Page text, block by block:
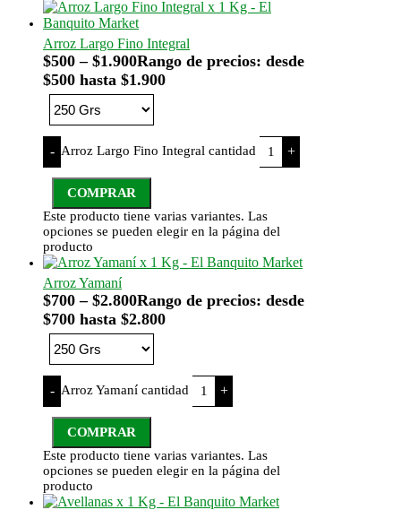
Arroz Largo Fino Integral
$500 – $1.900Rango de precios: desde
$500 hasta $1.900
- Arroz Largo Fino Integral cantidad +
COMPRAR
Este producto tiene varias variantes. Las
opciones se pueden elegir en la página del
producto
Arroz Yamaní
$700 – $2.800Rango de precios: desde
$700 hasta $2.800
- Arroz Yamaní cantidad +
COMPRAR
Este producto tiene varias variantes. Las
opciones se pueden elegir en la página del
producto